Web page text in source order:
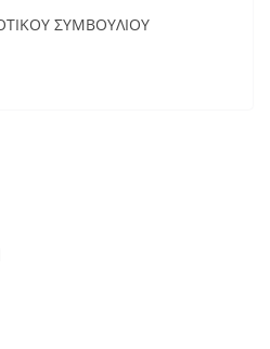
ΣΥΜΒΟΥΛΙΟΥ